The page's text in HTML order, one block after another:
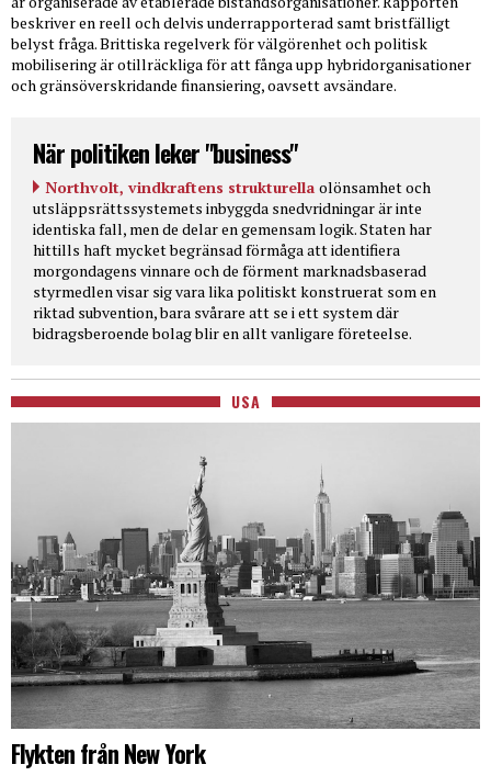
beskriver en reell och delvis underrapporterad samt bristfälligt
belyst fråga. Brittiska regelverk för välgörenhet och politisk
mobilisering är otillräckliga för att fånga upp hybridorganisationer
och gränsöverskridande finansiering, oavsett avsändare.
När politiken leker "business"
Northvolt, vindkraftens strukturella olönsamhet och
utsläppsrättssystemets inbyggda snedvridningar är inte
identiska fall, men de delar en gemensam logik. Staten har
hittills haft mycket begränsad förmåga att identifiera
morgondagens vinnare och de förment marknadsbaserad
styrmedlen visar sig vara lika politiskt konstruerat som en
riktad subvention, bara svårare att se i ett system där
bidragsberoende bolag blir en allt vanligare företeelse.
USA
Flykten från New York